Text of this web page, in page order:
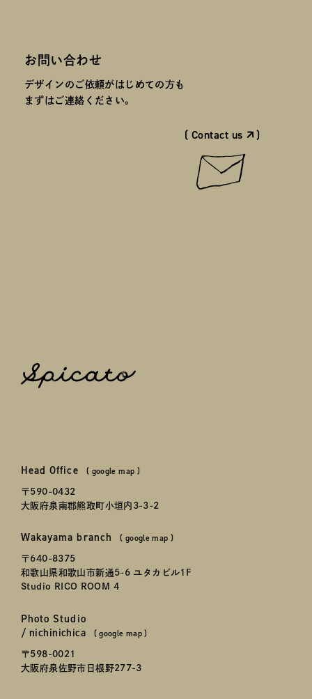
お問い合わせ
デザインのご依頼がはじめての方も
まずはご連絡ください。
( Contact us )
本社
Head Office ( google map )
〒590-0432
大阪府泉南郡熊取町小垣内3-3-2
和歌山事務所
Wakayama branch ( google map )
〒640-8375
和歌山県和歌山市新通5-6 ユタカビル1F
Studio RICO ROOM 4
かしこまらない写真館「
Photo Studio
/ nichinichica (google map)
〒598-0021
大阪府泉佐野市日根野277-3